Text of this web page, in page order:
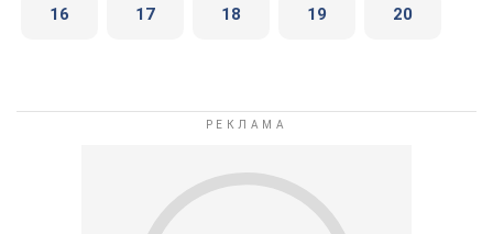
16 17 18 19 20